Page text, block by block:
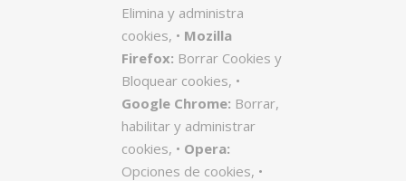
Elimina y administra
cookies, • Mozilla
Firefox: Borrar Cookies y
Bloquear cookies, •
Google Chrome: Borrar,
habilitar y administrar
cookies, • Opera:
Opciones de cookies, •